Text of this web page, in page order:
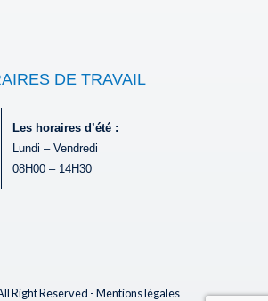
DE TRAVAIL
Les horaires d’été :
Lundi – Vendredi
08H00 – 14H30
Right Reserved -Mentions légales